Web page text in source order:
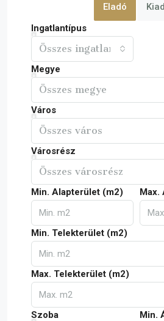
Eladó
Ingatlantípus
Összes ingatlan
Megye
Összes megye
Város
Összes város
Városrész
Összes városrész
Min. Alapterület (m2) Max.
Min. Telekterület (m2)
Max. Telekterület (m2)
Szoba Min.